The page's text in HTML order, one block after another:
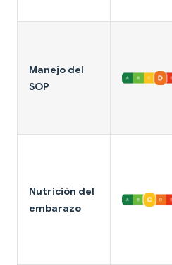
Manejo del
SOP
Nutrición del
embarazo